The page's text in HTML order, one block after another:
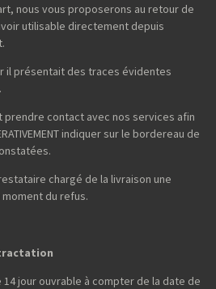
nous vous proposerons au retour de
utilisable directement depuis
il présentait des traces évidentes
contact avec nos services afin
indiquer sur le bordereau de
chargé de la livraison une
du refus.
14 jour ouvrable à compter de la date de